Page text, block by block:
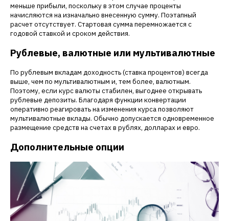
меньше прибыли, поскольку в этом случае проценты
начисляются на изначально внесенную сумму. Поэтапный
расчет отсутствует. Стартовая сумма перемножается с
годовой ставкой и сроком действия.
Рублевые, валютные или мультивалютные
По рублевым вкладам доходность (ставка процентов) всегда
выше, чем по мультивалютным и, тем более, валютным.
Поэтому, если курс валюты стабилен, выгоднее открывать
рублевые депозиты. Благодаря функции конвертации
оперативно реагировать на изменения курса позволяют
мультивалютные вклады. Обычно допускается одновременное
размещение средств на счетах в рублях, долларах и евро.
Дополнительные опции